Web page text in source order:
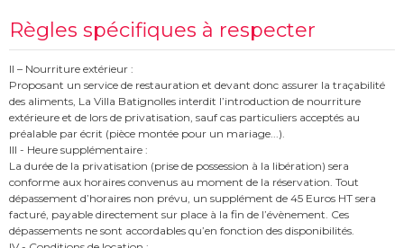
Règles spécifiques à respecter
II – Nourriture extérieur :
Proposant un service de restauration et devant donc assurer la traçabilité
des aliments, La Villa Batignolles interdit l’introduction de nourriture
extérieure et de lors de privatisation, sauf cas particuliers acceptés au
préalable par écrit (pièce montée pour un mariage...).
III - Heure supplémentaire :
La durée de la privatisation (prise de possession à la libération) sera
conforme aux horaires convenus au moment de la réservation. Tout
dépassement d’horaires non prévu, un supplément de 45 Euros HT sera
facturé, payable directement sur place à la fin de l’évènement. Ces
dépassements ne sont accordables qu’en fonction des disponibilités.